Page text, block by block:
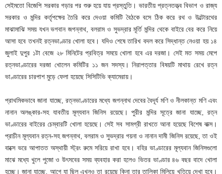
সেইমতো বিজেপি সরকার গড়ার পর শুরু হয়ে যায় প্রস্তুতি। ভারতীয় প্রত্নতত্ত্ব বিভাগ ও রাজ্য
সরকার ও মন্দির কর্তৃপক্ষের তৈরি করে দেওয়া কমিটি বৈঠকে বসে ঠিক করে রথ ও উল্টোরথের
মাঝামাঝি সময় যখন ভগবান জগন্নাথ, বলরাম ও সুভদ্রার মূর্তি মন্দির থেকে বাইরে বের করে নিয়ে
আসা হবে তখনই রত্নভাণ্ডার খোলা হবে। যদিও শেষে তারিখ বদল করে সিদ্ধান্ত নেওয়া হয় ১৪
জুলাই দুপুর ১টা বেজে ২৮ মিনিটের প্রবিত্র সময়ে খোলা হবে এর দরজা। সেই মত সময় মেপে
রত্নভাণ্ডারের দরজা খোলেন কমিটির ১১ জন সদস্য। নিরাপত্তার বিষয়টি মাথায় রেখে রত্ন
ভাণ্ডারের চারপাশ মুড়ে ফেলা হয়েছে সিসিটিভি ক্যামেরায়।
প্রাথমিকভাবে জানা যাচ্ছে, রত্নভাণ্ডারের মধ্যে জগন্নাথ দেবের বৈদূর্য মণি ও নীলকান্ত মণি এবং
নানান অলঙ্কার-সহ যাবতীয় মূল্যবান জিনিস রয়েছে। পুরীর মন্দির সূত্রে জানা যাচ্ছে, রত্ন
ভাণ্ডারের বাইরের চেম্বারটি খোলা হয়েছে। সেই সব সামগ্রী রাখতে আনা হয়েছে বিশেষ বাক্স।
প্রাচীন মূল্যবান রত্ন-সহ জগন্নাথ, বলরাম ও সুভদ্রার গয়না ও নানান দামী জিনিস রয়েছে, তা ওই
বাক্সে ভরে আপাতত অস্থায়ী স্ট্রং রুমে সরিয়ে রাখা হবে। বহির ভাণ্ডারের মূল্যবান জিনিসগুলো
মাঝে মধ্যে খুলে পুজো ও উৎসবের সময় ব্যবহার করা হলেও ভিতর ভাণ্ডার ৪৬ বছর বাদে খোলা
হচ্ছে। জানা যাচ্ছে, আগে যা ছিল এখনও তা রয়েছে কিনা তার তালিকা মিলিয়ে খতিয়ে দেখা হবে।